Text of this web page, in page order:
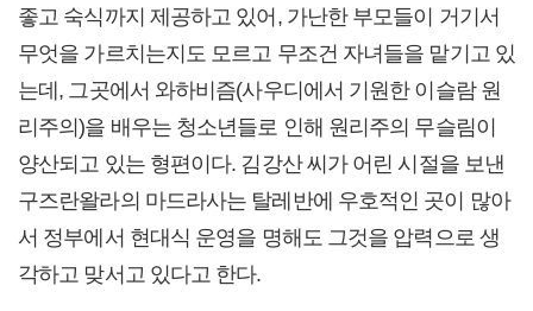
좋고 숙식까지 제공하고 있어, 가난한 부모들이 거기서
무엇을 가르치는지도 모르고 무조건 자녀들을 맡기고 있
는데, 그곳에서 와하비즘(사우디에서 기원한 이슬람 원
리주의)을 배우는 청소년들로 인해 원리주의 무슬림이
양산되고 있는 형편이다. 김강산 씨가 어린 시절을 보낸
구즈란왈라의 마드라사는 탈레반에 우호적인 곳이 많아
서 정부에서 현대식 운영을 명해도 그것을 압력으로 생
각하고 맞서고 있다고 한다.